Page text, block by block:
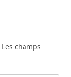
Les champs